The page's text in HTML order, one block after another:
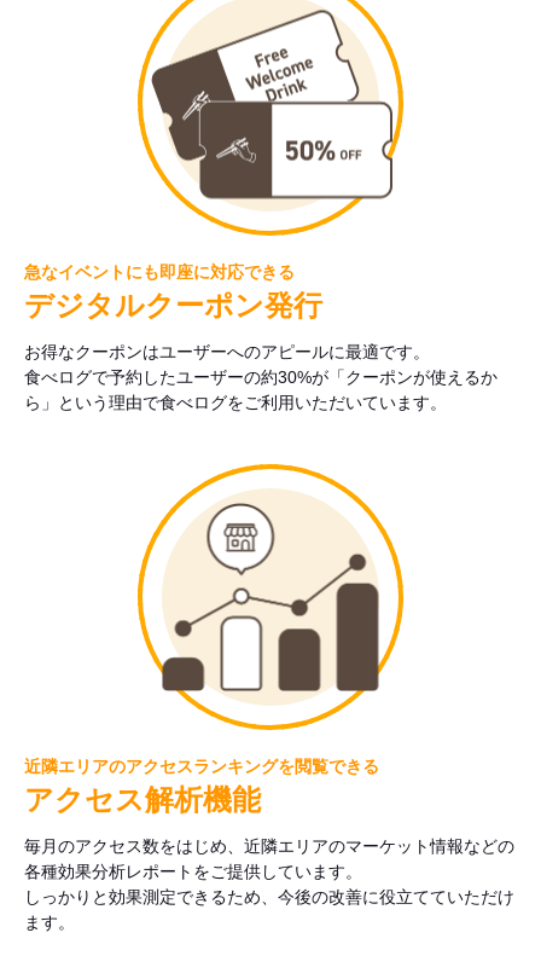
急なイベントにも即座に対応できる
デジタルクーポン発行
お得なクーポンはユーザーへのアピールに最適です。
食べログで予約したユーザーの約30%が「クーポンが使えるか
ら」という理由で食べログをご利用いただいています。
近隣エリアのアクセスランキングを閲覧できる
アクセス解析機能
毎月のアクセス数をはじめ、近隣エリアのマーケット情報などの
各種効果分析レポートをご提供しています。
しっかりと効果測定できるため、今後の改善に役立てていただけ
ます。